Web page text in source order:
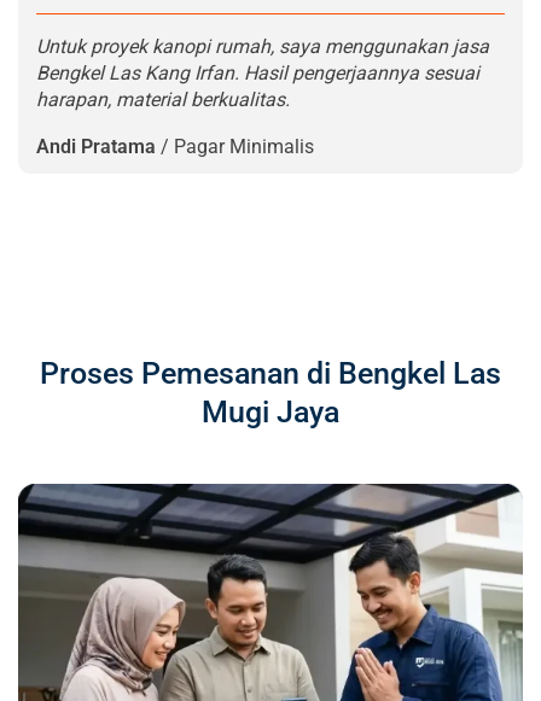
Untuk proyek kanopi rumah, saya menggunakan jasa
Bengkel Las Kang Irfan. Hasil pengerjaannya sesuai
harapan, material berkualitas.
Andi Pratama / Pagar Minimalis
Proses Pemesanan di Bengkel Las
Mugi Jaya